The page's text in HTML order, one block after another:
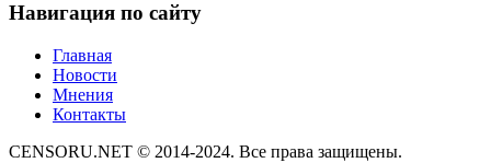
Навигация по сайту
Главная
Новости
Мнения
Контакты
CENSORU.NET © 2014-2024. Все права защищены.